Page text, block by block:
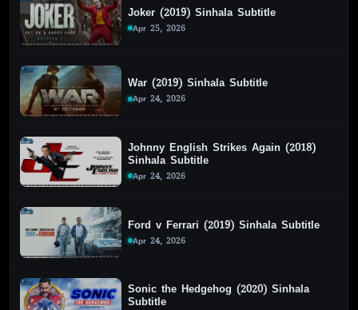
Joker (2019) Sinhala Subtitle
Apr 25, 2026
War (2019) Sinhala Subtitle
Apr 24, 2026
Johnny English Strikes Again (2018)
Sinhala Subtitle
Apr 24, 2026
Ford v Ferrari (2019) Sinhala Subtitle
Apr 24, 2026
Sonic the Hedgehog (2020) Sinhala
Subtitle